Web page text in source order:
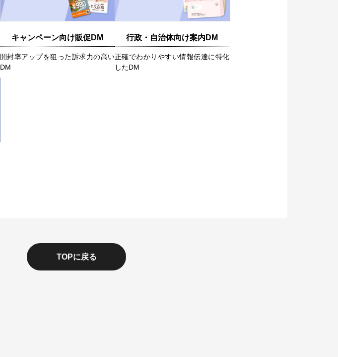
キャンペーン向け販促DM
開封率アップを狙った訴求力の高い
DM
行政・自治体向け案内DM
正確でわかりやすい情報伝達に特化
したDM
TOPに戻る